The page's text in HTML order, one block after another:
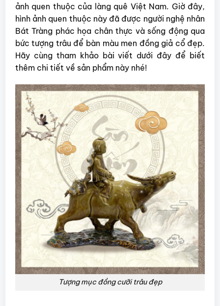
ảnh quen thuộc của làng quê Việt Nam. Giờ đây,
hình ảnh quen thuộc này đã được người nghệ nhân
Bát Tràng phác họa chân thực và sống động qua
bức tượng trâu để bàn màu men đồng giả cổ đẹp.
Hãy cùng tham khảo bài viết dưới đây để biết
thêm chi tiết về sản phẩm này nhé!
Tượng mục đồng cưỡi trâu đẹp